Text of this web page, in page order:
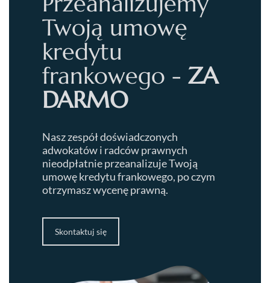
Twoją umowę
kredytu
frankowego - ZA
DARMO
Nasz zespół doświadczonych
adwokatów i radców prawnych
nieodpłatnie przeanalizuje Twoją
umowę kredytu frankowego, po czym
otrzymasz wycenę prawną.
Skontaktuj się